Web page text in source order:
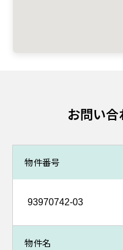
お問い
物件番号
物件名